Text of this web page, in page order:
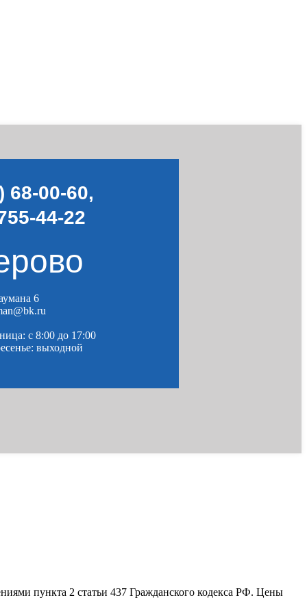
68-00-60,
44-22
6
c 8:00 до 17:00
выходной
пункта 2 статьи 437 Гражданского кодекса РФ. Цены